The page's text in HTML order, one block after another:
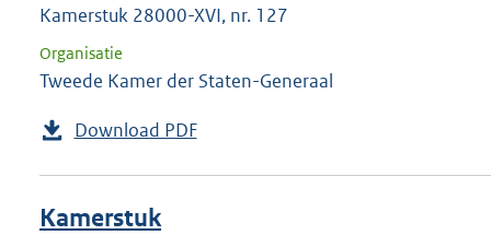
Kamerstuk 28000-XVI, nr. 127
Organisatie
Tweede Kamer der Staten-Generaal
Download PDF
Kamerstuk